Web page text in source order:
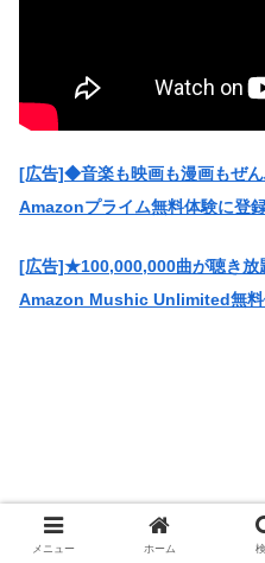
[広告]◆音楽も映画も漫画もぜ
Amazonプライム無料体験に登
[広告]★100,000,000曲が聴き放
Amazon Mushic Unlimited無料
メニュー ホーム